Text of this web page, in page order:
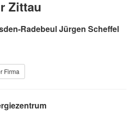
Zittau
Radebeul Jürgen Scheffel
Firma